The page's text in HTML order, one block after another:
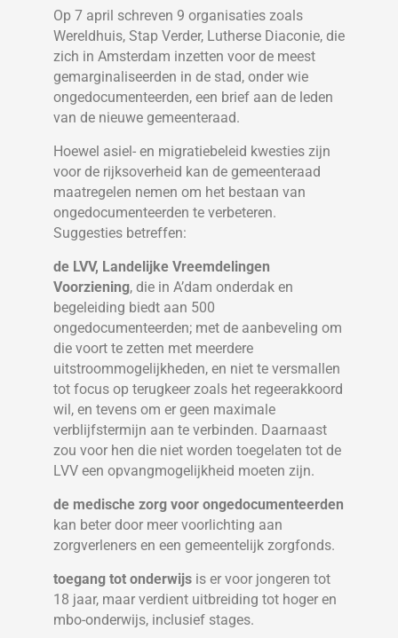
Op 7 april schreven 9 organisaties zoals
Wereldhuis, Stap Verder, Lutherse Diaconie, die
zich in Amsterdam inzetten voor de meest
gemarginaliseerden in de stad, onder wie
ongedocumenteerden, een brief aan de leden
van de nieuwe gemeenteraad.
Hoewel asiel- en migratiebeleid kwesties zijn
voor de rijksoverheid kan de gemeenteraad
maatregelen nemen om het bestaan van
ongedocumenteerden te verbeteren.
Suggesties betreffen:
de LVV, Landelijke Vreemdelingen
Voorziening, die in A’dam onderdak en
begeleiding biedt aan 500
ongedocumenteerden; met de aanbeveling om
die voort te zetten met meerdere
uitstroommogelijkheden, en niet te versmallen
tot focus op terugkeer zoals het regeerakkoord
wil, en tevens om er geen maximale
verblijfstermijn aan te verbinden. Daarnaast
zou voor hen die niet worden toegelaten tot de
LVV een opvangmogelijkheid moeten zijn.
de medische zorg voor ongedocumenteerden
kan beter door meer voorlichting aan
zorgverleners en een gemeentelijk zorgfonds.
toegang tot onderwijs is er voor jongeren tot
18 jaar, maar verdient uitbreiding tot hoger en
mbo-onderwijs, inclusief stages.